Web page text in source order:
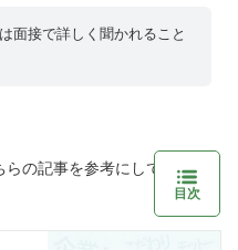
面接で詳しく聞かれること
の記事を参考にしてくださ
目次